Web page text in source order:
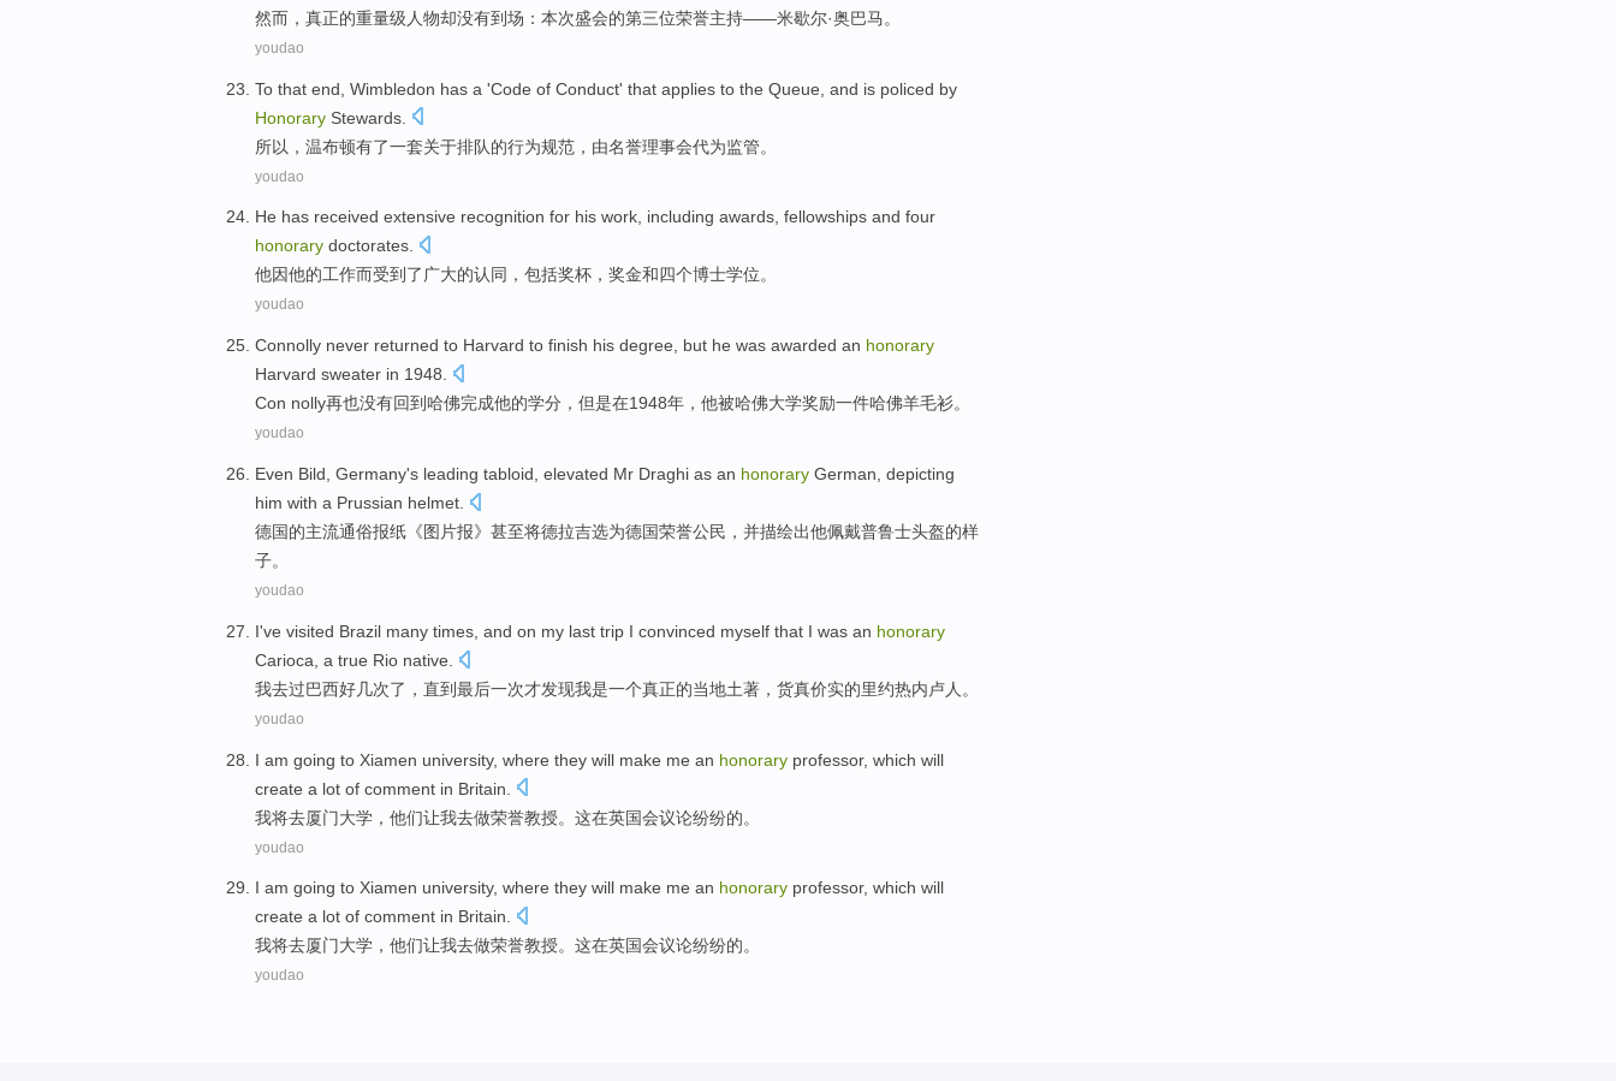
然而， 真正的重量级人物却没有到场： 本次盛会的第三位荣誉主持——米歇尔·奥巴马。
youdao
To that end, Wimbledon has a 'Code of Conduct' that applies to the Queue , and is policed by
Honorary Stewards
所以， 温布顿有了一套关于排队的行为规范 ， 由名誉理事会代为监管。
youdao
He has received extensive recognition for his work, including awards, fellowships and four
honorary doctorates.
他因他的工作而受到 了广大的认同 ， 包括奖杯 ， 奖金和四个博士学位。
youdao
Connolly never returned to Harvard to finish his degree but he was awarded an honorary
Harvard sweater in 1948.
Con nolly再也没有回到哈佛完成他的学分 ， 但是在1948年， 他被哈佛大学奖励一件哈佛羊毛衫。
youdao
Even Bild Germany's leading tabloid , elevated Mr Draghi as an honorary German depicting
him with a Prussian helmet
德国的主流通俗报纸《图片报》 甚至将德拉吉选为德国荣誉公民， 并描绘出他佩戴普鲁士头盔的样
子。
youdao
I've visited Brazil many times , and on my last trip I convinced myself that I was an honorary
Carioca, a true Rio native
我去过巴西好几次了，直到最后一次才发现我是一个真正的当地土著 ，货真价实的里约热内卢人。
youdao
I am going to Xiamen university, where they will make me an honorary professor, which will
create a lot of comment in Britain
我将去厦门大学 ， 他们让我去做荣誉教授。 这在英国会议论纷纷的。
youdao
I am going to Xiamen university, where they will make me an honorary professor, which will
create a lot of comment in Britain.
我将去厦门大学 ， 他们让我去做荣誉教授。 这在英国会议论纷纷的。
youdao